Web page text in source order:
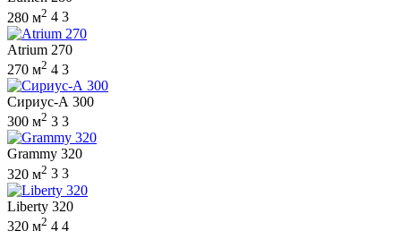
280 м2 4 3
Atrium 270
270 м2 4 3
Сириус-А 300
300 м2 3 3
Grammy 320
320 м2 3 3
Liberty 320
320 м2 4 4